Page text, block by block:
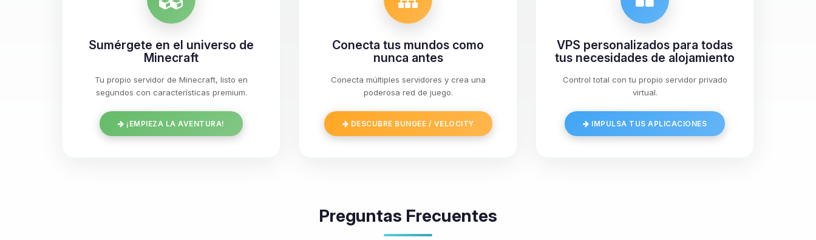
Sumérgete en el universo de
Minecraft
Tu propio servidor de Minecraft, listo en
segundos con características premium.
¡EMPIEZA LA AVENTURA!
Conecta tus mundos como
nunca antes
Conecta múltiples servidores y crea una
poderosa red de juego.
DESCUBRE BUNGEE / VELOCITY
VPS personalizados para todas
tus necesidades de alojamiento
Control total con tu propio servidor privado
virtual.
IMPULSA TUS APLICACIONES
Preguntas Frecuentes